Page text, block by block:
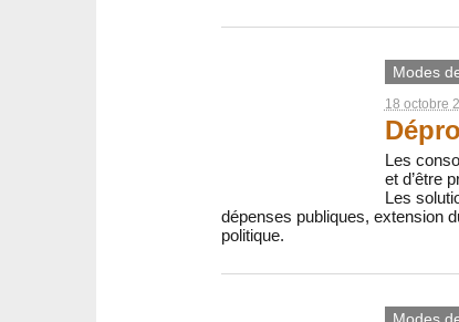
Modes
18 octobre
Les
et d’être
Les
dépenses publiques, extension
politique.
Modes